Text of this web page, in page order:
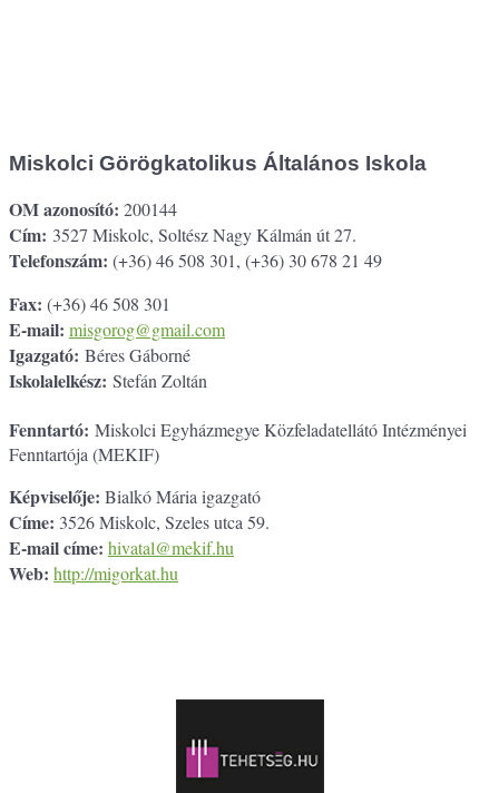
Miskolci Görögkatolikus Általános Iskola
OM azonosító: 200144
Cím: 3527 Miskolc, Soltész Nagy Kálmán út 27.
Telefonszám: (+36) 46 508 301, (+36) 30 678 21 49
Fax: (+36) 46 508 301
E-mail: misgorog@gmail.com
Igazgató: Béres Gáborné
Iskolalelkész: Stefán Zoltán
Fenntartó: Miskolci Egyházmegye Közfeladatellátó Intézményei
Fenntartója (MEKIF)
Képviselője: Bialkó Mária igazgató
Címe: 3526 Miskolc, Szeles utca 59.
E-mail címe: hivatal@mekif.hu
Web: http://migorkat.hu